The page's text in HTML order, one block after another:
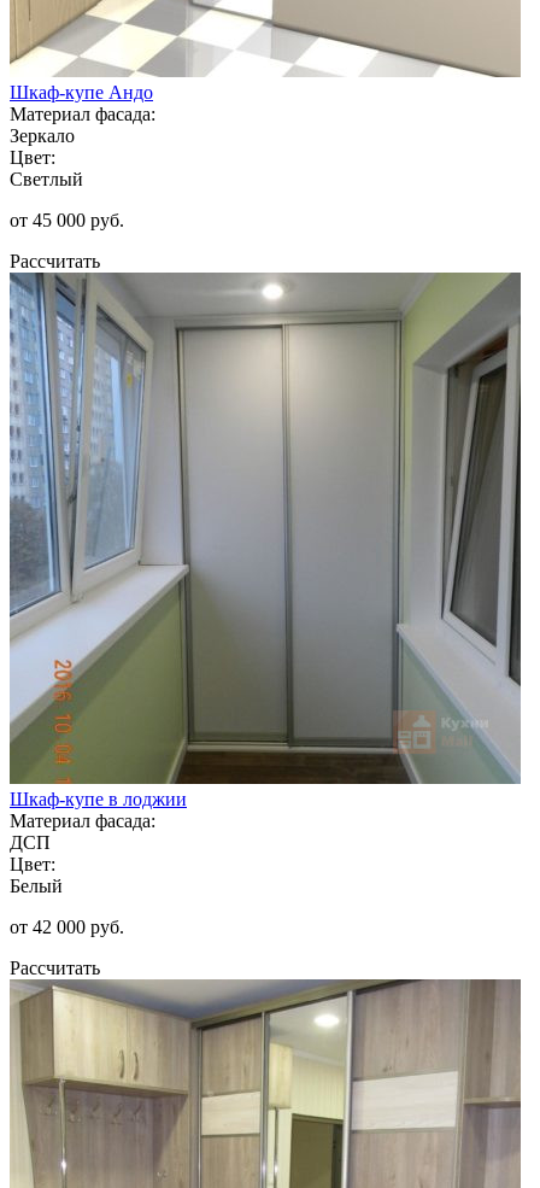
Шкаф-купе Андо
Материал фасада:
Зеркало
Цвет:
Светлый
от 45 000 руб.
Рассчитать
Шкаф-купе в лоджии
Материал фасада:
ДСП
Цвет:
Белый
от 42 000 руб.
Рассчитать